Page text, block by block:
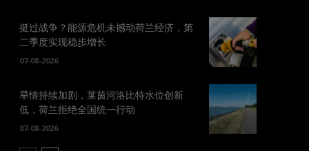
挺过战争？能源危机未撼动荷兰经济，第
二季度实现稳步增长
07-08-2026
旱情持续加剧，莱茵河洛比特水位创新
低，荷兰拒绝全国统一行动
07-08-2026